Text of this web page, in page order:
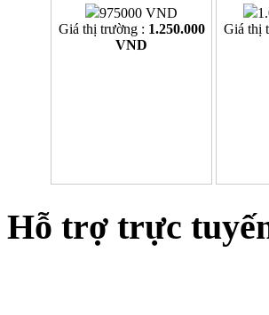
975000 VND
Giá thị trường : 1.250.000
VND
Giá thị
Hỗ trợ trực